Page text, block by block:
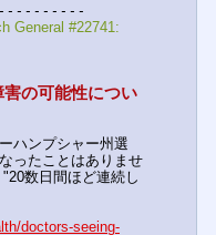
- - - - - - - - -
General #22741:
の可能性につい
ハンプシャー州選
ったことはありませ
数日間ほど連続し
doctors-seeing-